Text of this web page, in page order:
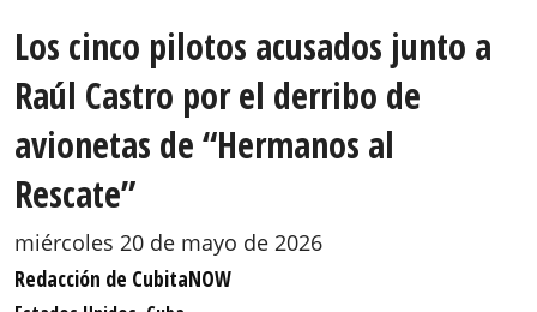
Los cinco pilotos acusados junto a
Raúl Castro por el derribo de
avionetas de “Hermanos al
Rescate”
miércoles 20 de mayo de 2026
Redacción de CubitaNOW